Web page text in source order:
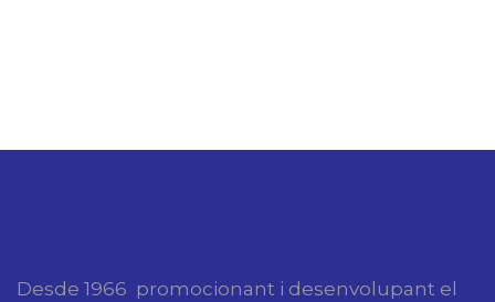
Desde 1966 promocionant i desenvolupant el